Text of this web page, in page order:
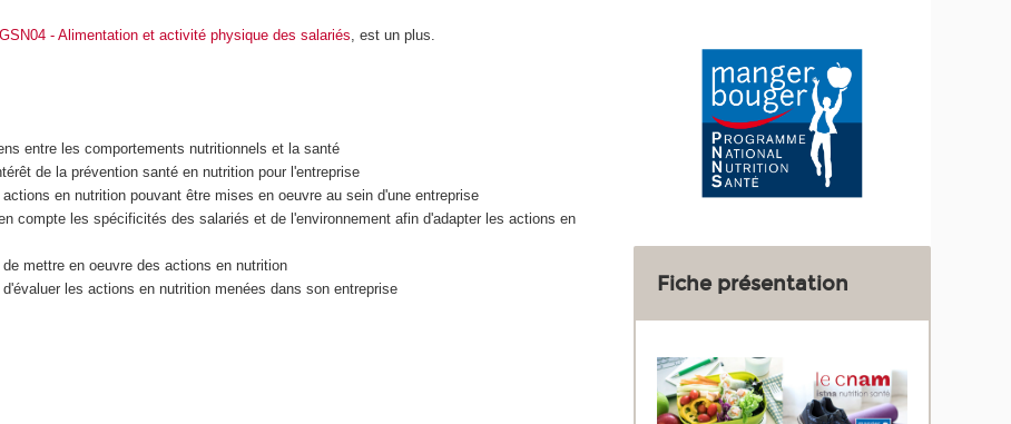
- Alimentation et activité physique des salariés, est un plus.
entre les comportements nutritionnels et la santé
de la prévention santé en nutrition pour l'entreprise
en nutrition pouvant être mises en oeuvre au sein d'une entreprise
compte les spécificités des salariés et de l'environnement afin d'adapter les actions en
mettre en oeuvre des actions en nutrition
les actions en nutrition menées dans son entreprise
Fiche présentation